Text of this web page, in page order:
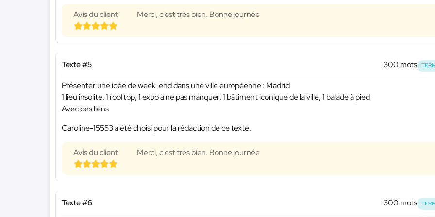
Avis du client Merci, c'est très bien. Bonne journée
Texte #5 300 mots
Présenter une idée de week-end dans une ville européenne : Madrid
1 lieu insolite, 1 rooftop, 1 expo à ne pas manquer, 1 bâtiment iconique de la ville, 1 balade à pied
Avec des liens
Caroline-15553 a été choisi pour la rédaction de ce texte.
Avis du client Merci, c'est très bien. Bonne journée
Texte #6 300 mots